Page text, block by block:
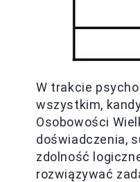
W trakcie
wszystkim,
Osobowości
doświadczenia,
zdolność
rozwiązywać